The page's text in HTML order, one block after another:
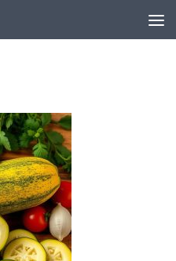
0